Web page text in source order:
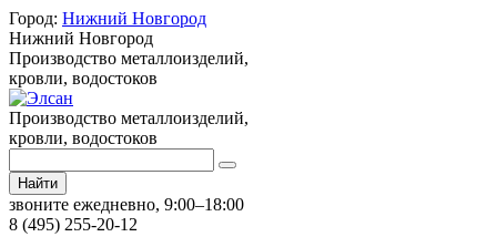
Город: Нижний Новгород
Нижний Новгород
Производство металлоизделий,
кровли, водостоков
Производство металлоизделий,
кровли, водостоков
Найти
звоните ежедневно, 9:00–18:00
8 (495) 255-20-12